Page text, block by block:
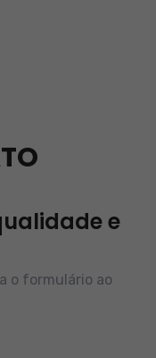
e
o formulário ao